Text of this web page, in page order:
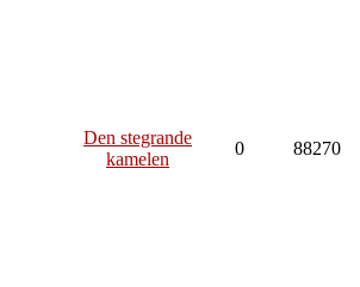
Den stegrande
kamelen
0 88270